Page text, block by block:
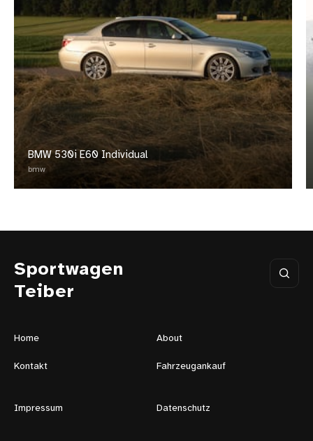
BMW 530i E60 Individual
bmw
Sportwagen
Teiber
Home About
Kontakt Fahrzeugankauf
Impressum Datenschutz